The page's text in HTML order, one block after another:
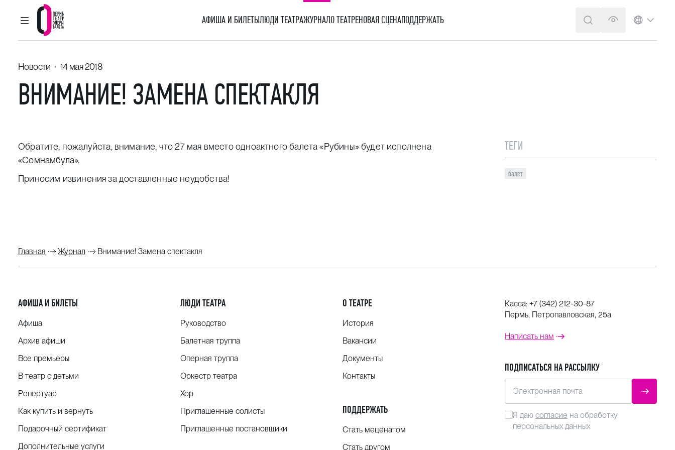
ГЛАВНОЕ МЕНЮ
Пермский театр оперы и балета
АФИША И БИЛЕТЫЛЮДИ ТЕАТРАЖУРНАЛО ТЕАТРЕНОВАЯ СЦЕНАПОДДЕРЖАТЬ ПОИСКВЕРСИЯ ДЛЯ
ЯЗЫК
Новости 14 мая 2018
ВНИМАНИЕ! ЗАМЕНА СПЕКТАКЛЯ
Обратите, пожалуйста, внимание, что27 мая вместо одноактного балета «Рубины» будет исполнена
«Сомнамбула».
Приносим извинения за доставленные неудобства!
ТЕГИ
балет
Главная Журнал Внимание! Замена спектакля
АФИША И БИЛЕТЫ
Афиша
Архив афиши
Все премьеры
В театр с детьми
Репертуар
Как купить и вернуть
Подарочный сертификат
Дополнительные услуги
ЛЮДИ ТЕАТРА
Руководство
Балетная труппа
Оперная труппа
Оркестр театра
Хор
Приглашенные солисты
Приглашенные постановщики
О ТЕАТРЕ
История
Вакансии
Документы
Контакты
ПОДДЕРЖАТЬ
Стать меценатом
Стать другом
Касса: +7 (342) 212-30-87
Пермь, Петропавловская, 25а
Написать нам
ПОДПИСАТЬСЯ НА РАССЫЛКУ
Электронная почта
Я даю согласие на обработку
персональных данных